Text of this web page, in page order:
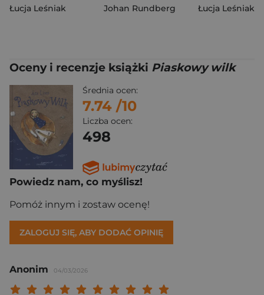
Łucja Leśniak
Johan Rundberg
Łucja Leśniak
Oceny i recenzje książki Piaskowy wilk
Średnia ocen:
7.74 /10
Liczba ocen:
498
Powiedz nam, co myślisz!
Pomóż innym i zostaw ocenę!
ZALOGUJ SIĘ, ABY DODAĆ OPINIĘ
Anonim 04/03/2026
Twoja ocena:
Twoja ocena: Wybitna 9/
Twoja ocena: Rewelacyjna 8/
Twoja ocena: Bardzo dobra 7/10"
Twoja ocena: Dobra 6/10"
Twoja ocena: Przeciętna 5/10"
Twoja ocena: Może być 4/10"
Twoja ocena: Słaba 3/10"
Twoja ocena: Bardzo słaba 2/10"
Twoja ocena: Beznadziejna 1/10"